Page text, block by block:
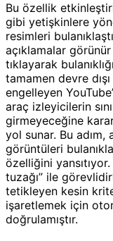
Bu özellik
gibi yetişkinlere
resimleri
açıklamalar görünür
tıklayarak
tamamen devre
engelleyen
araç izleyicilerin
girmeyeceğine
yol sunar. Bu adım,
görüntüleri
özelliğini
tuzağı” ile
tetikleyen kesin
işaretlemek için
doğrulamıştır.